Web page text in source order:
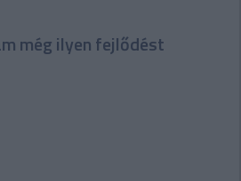
még ilyen fejlődést